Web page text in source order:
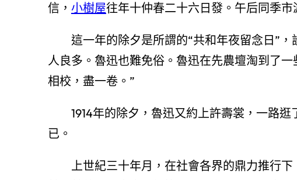
信， 小樹屋往年十仲春二十六日發。午后同季
這一年的除夕是所謂的“共和年夜留念日”
人良多。魯迅也難免俗。魯迅在先農壇淘到了
相校，盡一卷。”
1914年的除夕，魯迅又約上許壽裳，一路
已。
上世紀三十年月，在社會各界的鼎力推行